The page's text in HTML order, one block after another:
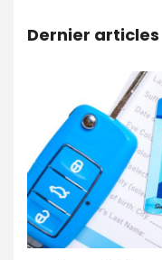
Dernier articles